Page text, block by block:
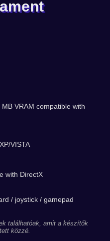
VRAM compatible with
VISTA
with DirectX
/ joystick / gamepad
találhatóak, amit a készítők
közzé.